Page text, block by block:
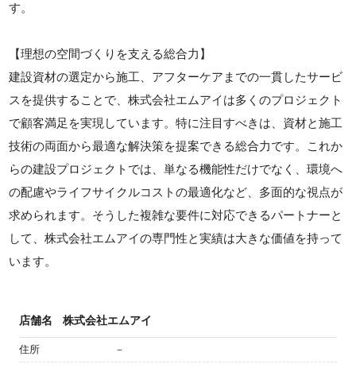
す。
【理想の空間づくりを支える総合力】
建設資材の選定から施工、アフターケアまでの一貫したサービ
スを提供することで、株式会社エムアイは多くのプロジェクト
で顧客満足を実現しています。特に注目すべきは、資材と施工
技術の両面から最適な解決策を提案できる総合力です。これか
らの建設プロジェクトでは、単なる機能性だけでなく、環境へ
の配慮やライフサイクルコストの最適化など、多面的な視点が
求められます。そうした複雑な要件に対応できるパートナーと
して、株式会社エムアイの専門性と実績は大きな価値を持って
います。
店舗名 株式会社エムアイ
住所 －